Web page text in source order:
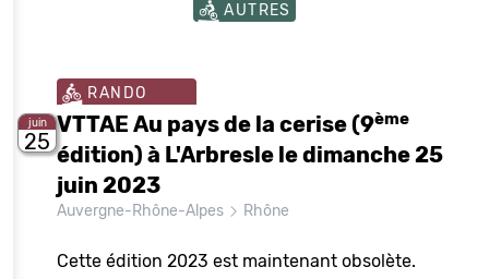
AUTRES
juin
25
RANDO
VTTAE Au pays de la cerise (9ème
édition) à L'Arbresle le dimanche 25
juin 2023
Auvergne-Rhône-Alpes Rhône
Cette édition 2023 est maintenant obsolète.